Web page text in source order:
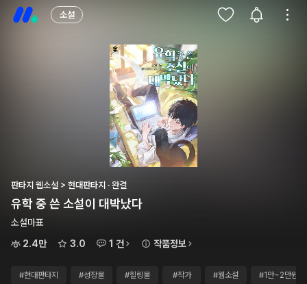
소설
판타지 웹소설 > 현대판타지 · 완결
유학 중 쓴 소설이 대박났다
소설마표
2.4만
3.0 1 건 작품정보
#현대판타지 #성장물 #힐링물 #작가 #웹소설 #1만~2만원